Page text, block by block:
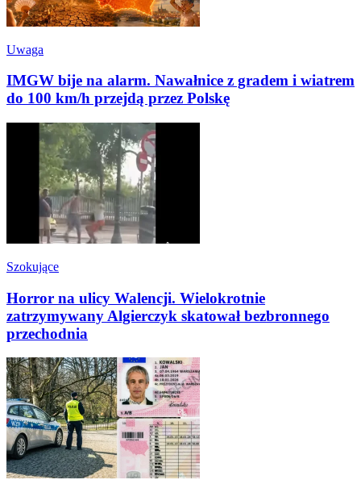
Uwaga
IMGW bije na alarm. Nawałnice z gradem i wiatrem
do 100 km/h przejdą przez Polskę
Szokujące
Horror na ulicy Walencji. Wielokrotnie
zatrzymywany Algierczyk skatował bezbronnego
przechodnia